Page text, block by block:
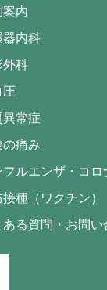
案内
器内科
外科
圧
異常症
の痛み
フルエンザ・コロ
種（ワクチン）
ある質問・お問い